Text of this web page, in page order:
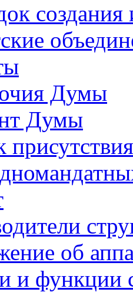
создания
Думы
Думы
об
и функции